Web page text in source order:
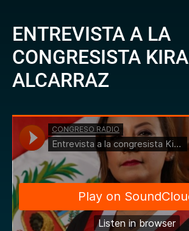
ENTREVISTA A LA
CONGRESISTA KIRA
ALCARRAZ